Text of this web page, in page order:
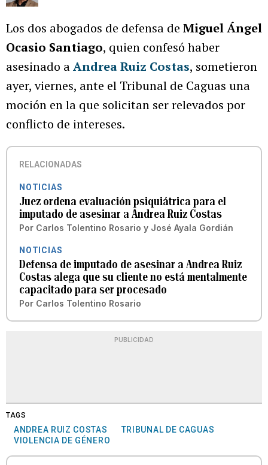
Los dos abogados de defensa de Miguel Ángel
Ocasio Santiago, quien confesó haber
asesinado aAndrea Ruiz Costas, sometieron
ayer, viernes, ante el Tribunal de Caguas una
moción en la que solicitan ser relevados por
conflicto de intereses.
RELACIONADAS
NOTICIAS
Juez ordena evaluación psiquiátrica para el
imputado de asesinar a Andrea Ruiz Costas
Por Carlos Tolentino Rosario y José Ayala Gordián
NOTICIAS
Defensa de imputado de asesinar a Andrea Ruiz
Costas alega que su cliente no está mentalmente
capacitado para ser procesado
Por Carlos Tolentino Rosario
PUBLICIDAD
TAGS
ANDREA RUIZ COSTAS
TRIBUNAL DE CAGUAS
VIOLENCIA DE GÉNERO